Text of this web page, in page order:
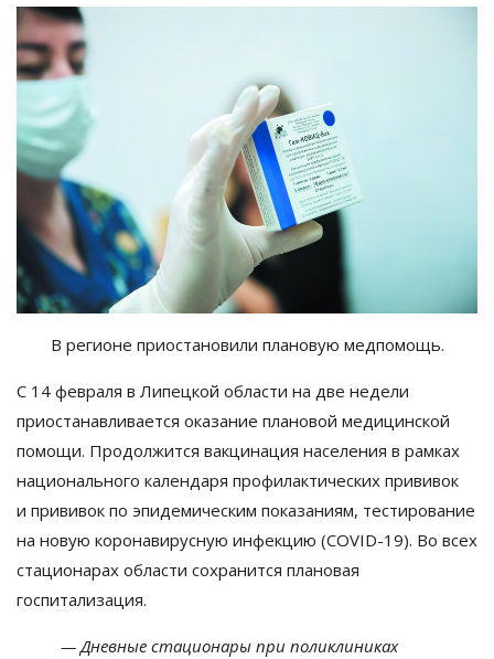
В регионе приостановили плановую медпомощь.
С 14 февраля в Липецкой области на две недели
приостанавливается оказание плановой медицинской
помощи. Продолжится вакцинация населения в рамках
национального календаря профилактических прививок
и прививок по эпидемическим показаниям, тестирование
на новую коронавирусную инфекцию (COVID-19). Во всех
стационарах области сохранится плановая
госпитализация.
— Дневные стационары при поликлиниках